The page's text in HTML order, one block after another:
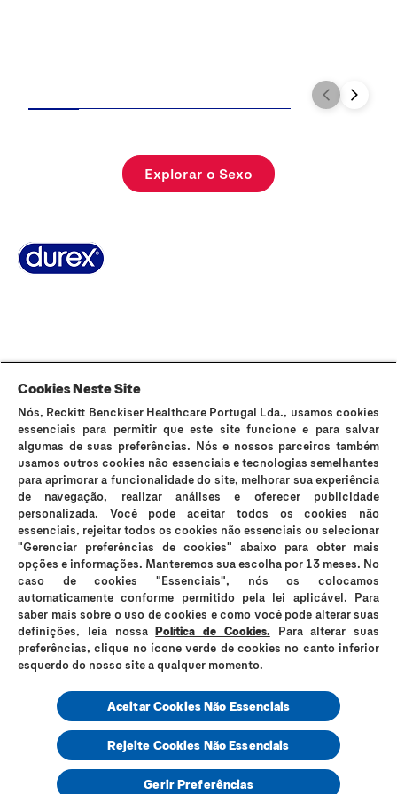
Explorar o Sexo
© 2025,Durex Portugal
Os preservativos Durex são dispositivos médicos de uso único e podem
ser utilizados para fins contracetivos e prevenção da transmissão de
infeções sexualmente transmissíveis (IST). Durex Lubrificantes e Durex
Massage 2in1 são dispositivos médicos que suavizam a secura vaginal e
os incómodos íntimos e são compatíveis com preservativos, no entanto
não são contracetivos e não contêm espermicida. Os lubrificantes Durex
podem reduzir a mobilidade do esperma; se está a tentar engravidar,
consulte o seu médico. Em caso de sensibilidade ao látex, consulte o seu
médico antes de utilizar os preservativos. Os preservativos Durex Placer
Prolongado e Durex Mutual Clímax não devem ser utilizados quando
qualquer dos parceiros sofrer de problemas respiratórios. Nenhum método
contracetivo garante 100% de prevenção da gravidez ou transmissão de
IST. Evite o contacto com os olhos, cortes, pele ferida ou irritada. Leia
atentamente a rotulagem e as instruções de utilização. Em caso de dúvida
consulte o seu médico ou farmacêutico. Se sentir irritação ou desconforto
interrompa o seu uso. Em caso de persistência dos sintomas, se sentir
excessiva frequência, ou se estiver grávida ou a amamentar, consulte o
seu médico. Reckitt Benckiser Healthcare, Lda., Rua D. Cristóvão da Gama,
nº 1, 1ºC/D – 1400-113 Lisboa – NIPC 504225910. RKT-M-47113
Cookies Neste Site
Nós, Reckitt Benckiser Healthcare Portugal Lda., usamos cookies
essenciais para permitir que este site funcione e para salvar
algumas de suas preferências. Nós e nossos parceiros também
usamos outros cookies não essenciais e tecnologias semelhantes
para aprimorar a funcionalidade do site, melhorar sua experiência
de navegação, realizar análises e oferecer publicidade
personalizada. Você pode aceitar todos os cookies não
essenciais, rejeitar todos os cookies não essenciais ou selecionar
"Gerenciar preferências de cookies" abaixo para obter mais
opções e informações. Manteremos sua escolha por 13 meses. No
caso de cookies "Essenciais", nós os colocamos
automaticamente conforme permitido pela lei aplicável. Para
saber mais sobre o uso de cookies e como você pode alterar suas
definições, leia nossaPolítica de Cookies.Para alterar suas
preferências, clique no ícone verde de cookies no canto inferior
esquerdo do nosso site a qualquer momento.
Aceitar Cookies Não Essenciais
Rejeite Cookies Não Essenciais
Gerir Preferências